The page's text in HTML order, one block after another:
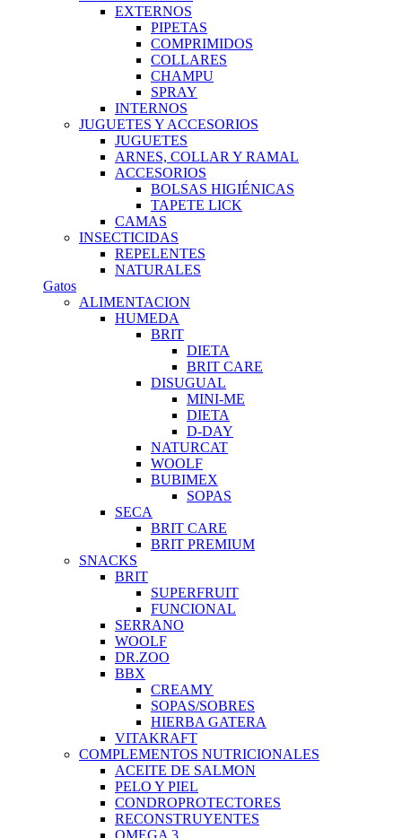
EXTERNOS
PIPETAS
COMPRIMIDOS
COLLARES
CHAMPU
SPRAY
INTERNOS
JUGUETES Y ACCESORIOS
JUGUETES
ARNES, COLLAR Y RAMAL
ACCESORIOS
BOLSAS HIGIÉNICAS
TAPETE LICK
CAMAS
INSECTICIDAS
REPELENTES
NATURALES
Gatos
ALIMENTACION
HUMEDA
BRIT
DIETA
BRIT CARE
DISUGUAL
MINI-ME
DIETA
D-DAY
NATURCAT
WOOLF
BUBIMEX
SOPAS
SECA
BRIT CARE
BRIT PREMIUM
SNACKS
BRIT
SUPERFRUIT
FUNCIONAL
SERRANO
WOOLF
DR.ZOO
BBX
CREAMY
SOPAS/SOBRES
HIERBA GATERA
VITAKRAFT
COMPLEMENTOS NUTRICIONALES
ACEITE DE SALMON
PELO Y PIEL
CONDROPROTECTORES
RECONSTRUYENTES
OMEGA 3